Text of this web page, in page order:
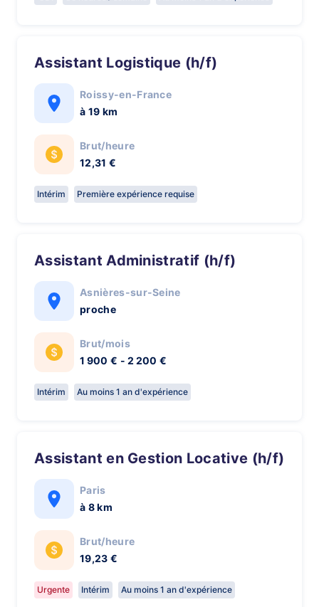
Assistant Logistique (h/f)
Roissy-en-France
à 19 km
Brut/heure
12,31 €
Intérim Première expérience requise
Assistant Administratif (h/f)
Asnières-sur-Seine
proche
Brut/mois
1 900 € - 2 200 €
Intérim Au moins 1 an d'expérience
Assistant en Gestion Locative (h/f)
Paris
à 8 km
Brut/heure
19,23 €
Urgente Intérim Au moins 1 an d'expérience